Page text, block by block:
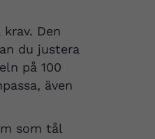
Den
du justera
på 100
även
som tål